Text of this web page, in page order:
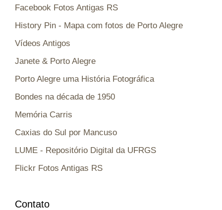
Facebook Fotos Antigas RS
History Pin - Mapa com fotos de Porto Alegre
Vídeos Antigos
Janete & Porto Alegre
Porto Alegre uma História Fotográfica
Bondes na década de 1950
Memória Carris
Caxias do Sul por Mancuso
LUME - Repositório Digital da UFRGS
Flickr Fotos Antigas RS
Contato